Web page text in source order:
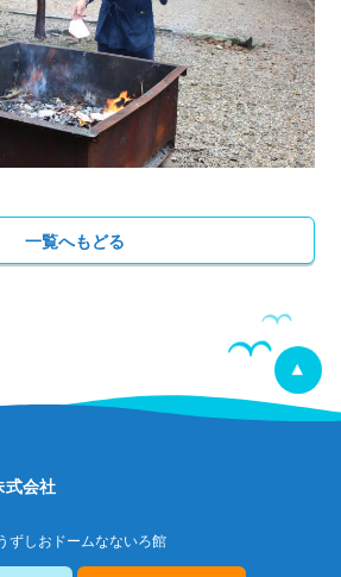
一覧へもどる
式会社
ずしおドームなないろ館